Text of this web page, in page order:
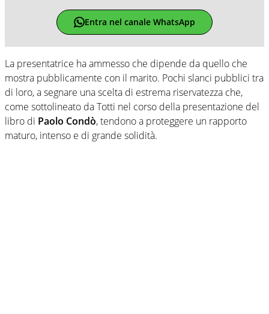
Entra nel canale WhatsApp
La presentatrice ha ammesso che dipende da quello che
mostra pubblicamente con il marito. Pochi slanci pubblici tra
di loro, a segnare una scelta di estrema riservatezza che,
come sottolineato da Totti nel corso della presentazione del
libro di Paolo Condò, tendono a proteggere un rapporto
maturo, intenso e di grande solidità.